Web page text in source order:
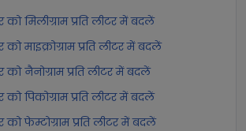
को मिलीग्राम प्रति लीटर में बदलें
को माइक्रोग्राम प्रति लीटर में बदलें
को नैनोग्राम प्रति लीटर में बदलें
को पिकोग्राम प्रति लीटर में बदलें
को फेम्टोग्राम प्रति लीटर में बदलें